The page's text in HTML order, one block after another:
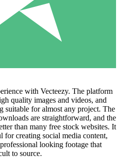
with Vecteezy. The platform
quality images and videos, and
suitable for almost any project. The
are straightforward, and the
than many free stock websites. It
for creating social media content,
looking footage that
to source.